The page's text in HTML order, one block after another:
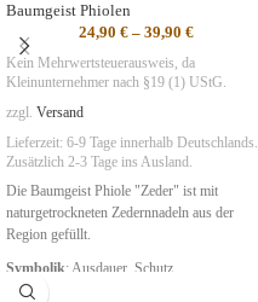
Baumgeist Phiolen
24,90 €– 39,90 €
Kein Mehrwertsteuerausweis, da
Kleinunternehmer nach §19 (1) UStG.
zzgl. Versand
Lieferzeit: 6-9 Tage innerhalb Deutschlands.
Zusätzlich 2-3 Tage ins Ausland.
Die Baumgeist Phiole "Zeder" ist mit
naturgetrockneten Zedernnadeln aus der
Region gefüllt.
Symbolik: Ausdauer, Schutz